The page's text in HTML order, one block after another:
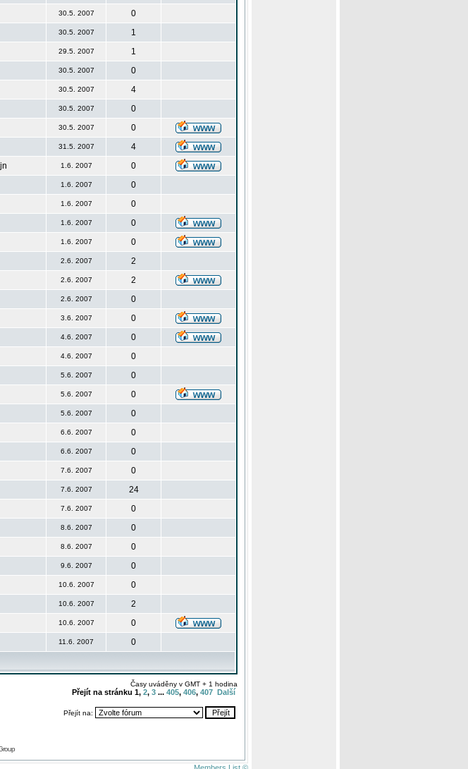
30.5. 2007
0
30.5. 2007
1
29.5. 2007
1
30.5. 2007
0
30.5. 2007
4
30.5. 2007
0
30.5. 2007
0
31.5. 2007
4
1.6. 2007
0
1.6. 2007
0
1.6. 2007
0
1.6. 2007
0
1.6. 2007
0
2.6. 2007
2
2.6. 2007
2
2.6. 2007
0
3.6. 2007
0
4.6. 2007
0
4.6. 2007
0
5.6. 2007
0
5.6. 2007
0
5.6. 2007
0
6.6. 2007
0
6.6. 2007
0
7.6. 2007
0
7.6. 2007
24
7.6. 2007
0
8.6. 2007
0
8.6. 2007
0
9.6. 2007
0
10.6. 2007
0
10.6. 2007
2
10.6. 2007
0
11.6. 2007 0
Časy uváděny v GMT + 1 hodina
Přejít na stránku 1, 2, 3 ... 405, 406, 407 Další
Přejít na: